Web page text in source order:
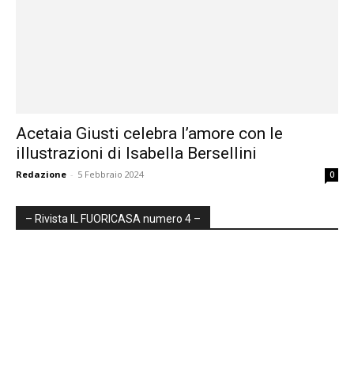
Acetaia Giusti celebra l’amore con le
illustrazioni di Isabella Bersellini
Redazione - 5 Febbraio 2024 0
– Rivista IL FUORICASA numero 4 –